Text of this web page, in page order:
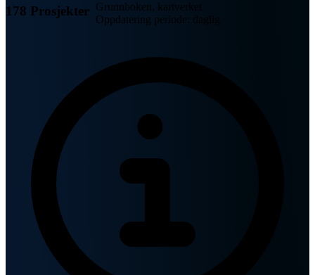
178 Prosjekter Grunnboken, kartverket
Oppdatering periode: daglig